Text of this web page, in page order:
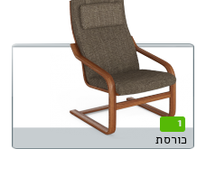
1
כורסת